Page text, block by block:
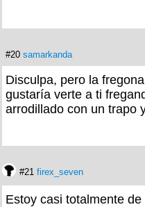
#20 samarkanda
Disculpa, pero la
gustaría verte a ti
arrodillado con un trapo
#21 firex_seven
Estoy casi totalmente